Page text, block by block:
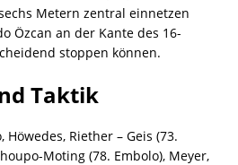
Metern zentral einnetzen
Özcan an der Kante des 16-
stoppen können.
Taktik
Höwedes, Riether – Geis (73.
Moting (78. Embolo), Meyer,